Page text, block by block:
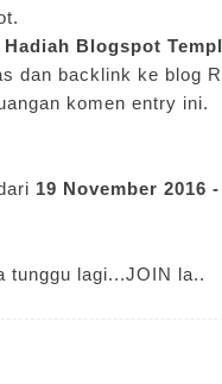
Hadiah Blogspot
dan backlink ke blog
komen entry ini.
19 November 2016
tunggu lagi...JOIN la..